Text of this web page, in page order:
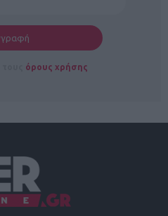
όρους χρήσης